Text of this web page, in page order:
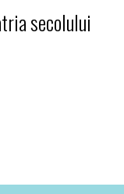
secolului